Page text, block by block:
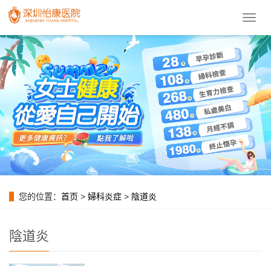
導
菜
單
您的位置： 首页 > 婦科炎症 > 陰道炎
陰道炎